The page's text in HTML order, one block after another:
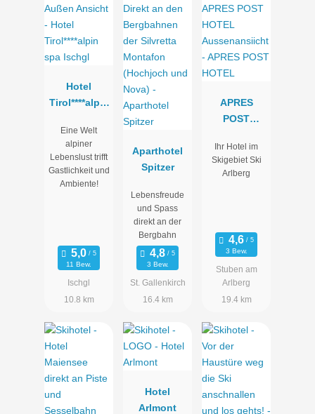
Hotel
Tirol****alpin
Eine Welt
alpiner
Lebenslust trifft
Gastlichkeit und
Ambiente!
11 Bew.
Ischgl
10.8 km
Aparthotel
Spitzer
Lebensfreude
und Spass
direkt an der
Bergbahn
3 Bew.
St. Gallenkirch
16.4 km
APRES
POST
Ihr Hotel im
Skigebiet Ski
Arlberg
3 Bew.
Stuben am
Arlberg
19.4 km
Hotel
Arlmont